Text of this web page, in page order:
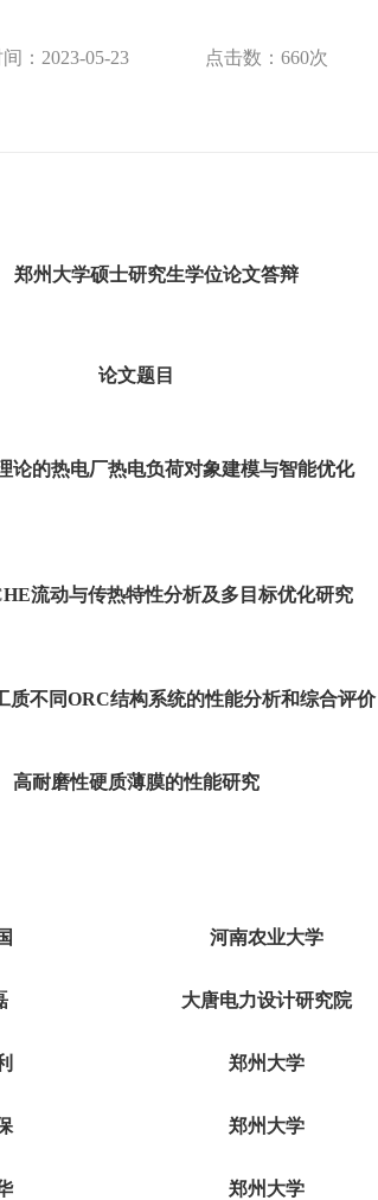
：2023-05-23 点击数： 660次
郑州大学硕士研究生学位论文答辩
论文题目
论的热电厂热电负荷对象建模与智能优化
流动与传热特性分析及多目标优化研究
质不同ORC结构系统的性能分析和综合评价
高耐磨性硬质薄膜的性能研究
河南农业大学
大唐电力设计研究院
郑州大学
郑州大学
郑州大学